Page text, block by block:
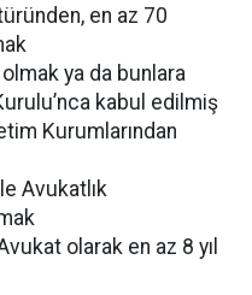
en az 70
ya da bunlara
kabul edilmiş
Kurumlarından
Avukatlık
olarak en az 8 yıl